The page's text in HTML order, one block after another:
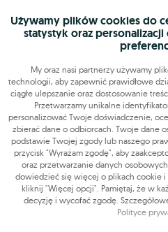
Używamy plików cookies do
statystyk oraz
My oraz nasi partnerzy używamy
technologii, aby zapewnić prawidłowe
ciągłe ulepszanie oraz dostosowanie
Przetwarzamy unikalne
personalizować Twoje doświadczenie,
zbierać dane o odbiorcach. Twoje dane
podstawie Twojej zgody lub naszego
przycisk "Wyrażam zgodę", aby
oraz przetwarzanie danych
dowiedzieć się więcej o plikach cookie
kliknij "Więcej opcji". Pamiętaj, że w
decyzję i wycofać zgodę.
Polityce